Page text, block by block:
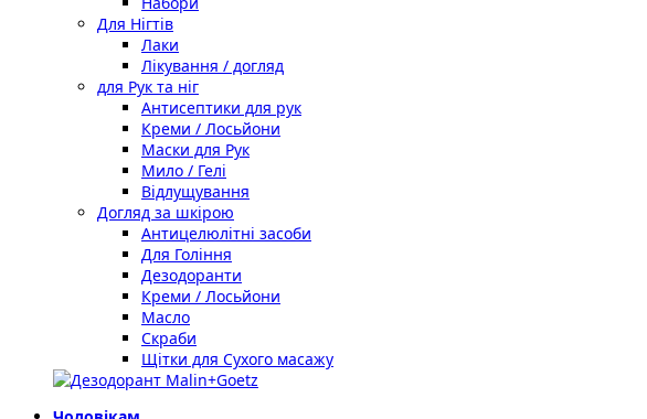
Для Нігтів
Лаки
Лікування / догляд
для Рук та ніг
Антисептики для рук
Креми / Лосьйони
Маски для Рук
Мило / Гелі
Відлущування
Догляд за шкірою
Антицелюлітні засоби
Для Гоління
Дезодоранти
Креми / Лосьйони
Масло
Скраби
Щітки для Сухого масажу